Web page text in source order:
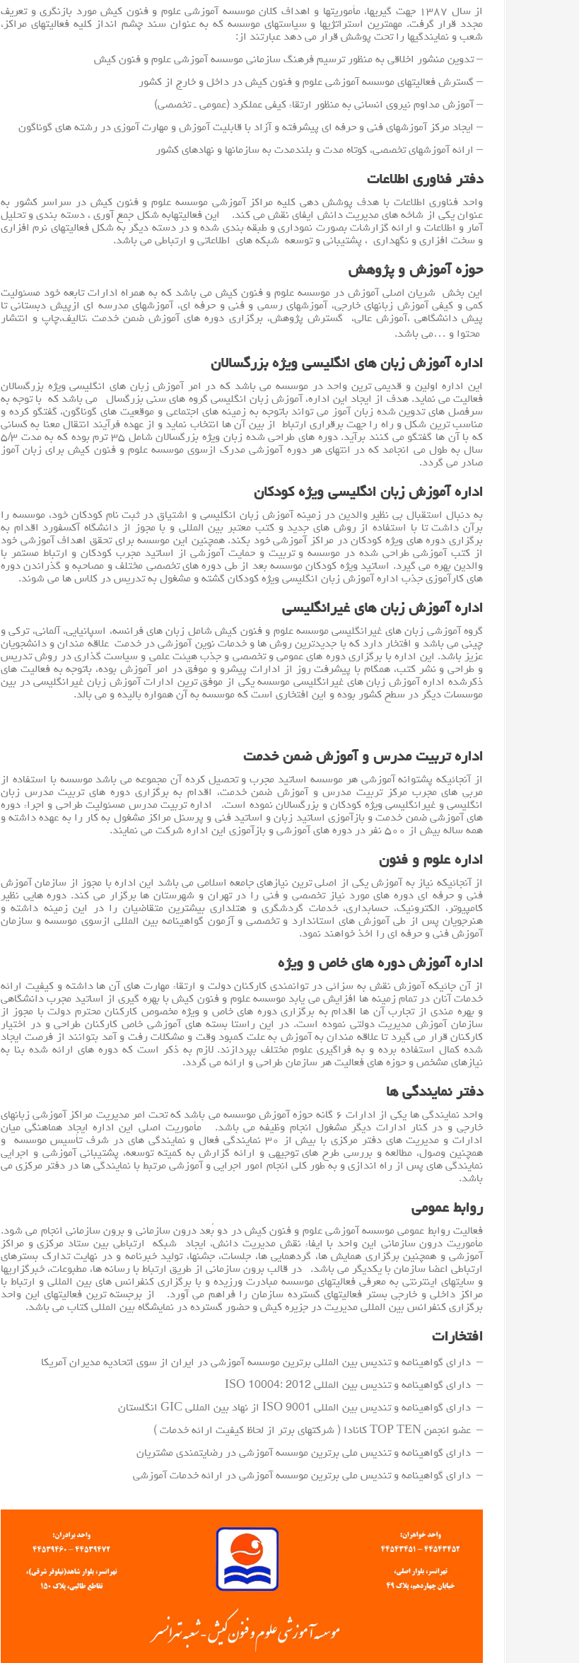
از سال ۱۳۸۷ جهت گیریها، مأموریتها و اهداف کلان موسسه آموزشی علوم و فنون کیش مورد بازنگری و تعریف
مجدد قرار گرفت. مهمترین استراتژیها و سیاستهای موسسه که به عنوان سند چشم انداز کلیه فعالیتهای مراکز،
شعب و نمایندگیها را تحت پوشش قرار می دهد عبارتند از:
– تدوین منشور اخلاقی به منظور ترسیم فرهنگ سازمانی موسسه آموزشی علوم و فنون کیش
– گسترش فعالیتهای موسسه آموزشی علوم و فنون کیش در داخل و خارج از کشور
– آموزش مداوم نیروی انسانی به منظور ارتقاء کیفی عملکرد (عمومی ـ تخصصی)
– ایجاد مرکز آموزشهای فنی و حرفه ای پیشرفته و آزاد با قابلیت آموزش و مهارت آموزی در رشته های گوناگون
– ارائه آموزشهای تخصصی، کوتاه مدت و بلندمدت به سازمانها و نهادهای کشور
دفتر فناوری اطلاعات
واحد فناوری اطلاعات با هدف پوشش دهی کلیه مراکز آموزشی موسسه علوم و فنون کیش در سراسر کشور به
عنوان یکی از شاخه های مدیریت دانش ایفای نقش می کند. این فعالیتهابه شکل جمع آوری ، دسته بندی و تحلیل
آمار و اطلاعات و ارائه گزارشات بصورت نموداری و طبقه بندی شده و در دسته دیگر به شکل فعالیتهای نرم افزاری
و سخت افزاری و نگهداری ، پشتیبانی و توسعه شبکه های اطلاعاتی و ارتباطی می باشد.
حوزه آموزش و پژوهش
این بخش شریان اصلی آموزش در موسسه علوم و فنون کیش می باشد که به همراه ادارات تابعه خود مسئولیت
کمی و کیفی آموزش زبانهای خارجی، آموزشهای رسمی و فنی و حرفه ای، آموزشهای مدرسه ای ازپیش دبستانی تا
پیش دانشگاهی ،آموزش عالی، گسترش پژوهش، برگزاری دوره های آموزش ضمن خدمت ،تالیف،چاپ و انتشار
محتوا و …می باشد.
اداره آموزش زبان های انگلیسی ویژه بزرگسالان
این اداره اولین و قدیمی ترین واحد در موسسه می باشد که در امر آموزش زبان های انگلیسیویژه بزرگسالان
فعالیت می نماید. هدف از ایجاد این اداره، آموزش زبان انگلیسی گروه های سنی بزرگسال می باشد که با توجه به
سرفصل های تدوین شده زبان آموز می تواند باتوجه به زمینه های اجتماعی و موقعیت های گوناگون، گفتگو کرده و
مناسب ترین شکل و راه را جهت برقراری ارتباط از بین آن ها انتخاب نماید و از عهده فرآیند انتقال معنا به کسانی
که با آن ها گفتگو می کنند برآید. دوره های طراحی شده زبان ویژه بزرگسالان شامل ۳۵ ترم بوده که به مدت ۵/۳
سال به طول می انجامد که در انتهای هر دوره آموزشی مدرک ازسوی موسسه علوم و فنون کیش برای زبان آموز
صادر می گردد.
اداره آموزش زبان انگلیسی ویژه کودکان
به دنبال استقبال بی نظیر والدین در زمینه آموزش زبان انگلیسی و اشتیاق در ثبت نام کودکان خود، موسسه را
برآن داشت تا با استفاده از روش های جدید و کتب معتبر بین المللی و با مجوز از دانشگاه آکسفورد اقدام به
برگزاری دوره های ویژه کودکان در مراکز آموزشی خود بکند. همچنین این موسسه برای تحقق اهداف آموزشی خود
از کتب آموزشی طراحی شده در موسسه و تربیت و حمایت آموزشی از اساتید مجرب کودکان و ارتباط مستمر با
والدین بهره می گیرد. اساتید ویژه کودکان موسسه بعد از طی دوره های تخصصی مختلف و مصاحبه و گذراندن دوره
های کارآموزی جذب اداره آموزش زبان انگلیسی ویژه کودکان گشته و مشغول به تدریس در کلاس ها می شوند.
اداره آموزش زبان های غیرانگلیسی
گروه آموزشی زبان های غیرانگلیسیموسسهعلوم و فنون کیش شامل زبان های فرانسه، اسپانیایی، آلمانی، ترکی و
چینی می باشد و افتخار دارد که با جدیدترین روش ها و خدمات نوین آموزشی در خدمت علاقه مندان و دانشجویان
عزیز باشد. این اداره با برگزاری دوره های عمومی و تخصصی و جذب هیئت علمی و سیاست گذاری در روش تدریس
و طراحی و نشر کتب، همگام با پیشرفت روز از ادارات پیشرو و موفق در امر آموزش بوده، باتوجه به فعالیت های
ذکرشده اداره آموزش زبان های غیرانگلیسی موسسه یکی از موفق ترین ادارات آموزش زبان غیرانگلیسی در بین
موسسات دیگر در سطح کشور بوده و این افتخاری است که موسسه به آن همواره بالیده و می بالد.
اداره تربیت مدرس و آموزش ضمن خدمت
از آنجائیکه پشتوانه آموزشی هر موسسه اساتید مجرب و تحصیل کرده آن مجموعه می باشد موسسه با استفاده از
مربی های مجرب مرکز تربیت مدرس و آموزش ضمن خدمت، اقدام به برگزاری دوره های تربیت مدرس زبان
انگلیسی و غیرانگلیسی ویژه کودکان و بزرگسالان نموده است. اداره تربیت مدرس مسئولیت طراحی و اجراء دوره
های آموزشی ضمن خدمت و بازآموزی اساتید زبان و اساتید فنی و پرسنل مراکز مشغول به کار را به عهده داشته و
همه ساله بیش از ۵۰۰ نفر در دوره های آموزشی و بازآموزی این اداره شرکت می نمایند.
اداره علوم و فنون
از آنجائیکه نیاز به آموزش یکی از اصلی ترین نیازهای جامعه اسلامی می باشد این اداره با مجوز از سازمان آموزش
فنی و حرفه ای دوره های مورد نیاز تخصصی و فنی را در تهران و شهرستان ها برگزار می کند. دوره هایی نظیر
کامپیوتر ، الکترونیک، حسابداری، خدمات گردشگری و هتلداری بیشترین متقاضیان را در این زمینه داشته و
هنرجویان پس از طی آموزش های استاندارد و تخصصی و آزمون گواهینامه بین المللی ازسوی موسسه و سازمان
آموزش فنی و حرفه ای را اخذ خواهند نمود.
اداره آموزش دوره های خاص و ویژه
از آن جائیکه آموزش نقش به سزائی در توانمندی کارکنان دولت و ارتقاء مهارت های آن ها داشته و کیفیت ارائه
خدمات آنان در تمام زمینه ها افزایش می یابد موسسه علوم و فنون کیش با بهره گیری از اساتید مجرب دانشگاهی
و بهره مندی از تجارب آن ها اقدام به برگزاری دوره های خاص و ویژه مخصوص کارکنان محترم دولت با مجوز از
سازمان آموزش مدیریت دولتی نموده است. در این راستا بسته های آموزشی خاص کارکنان طراحی و در اختیار
کارکنان قرار می گیرد تا علاقه مندان به آموزش به علت کمبود وقت و مشکلات رفت و آمد بتوانند از فرصت ایجاد
شده کمال استفاده برده و به فراگیری علوم مختلف بپردازند. لازم به ذکر است که دوره های ارائه شده بنا به
نیازهای مشخص و حوزه های فعالیت هر سازمان طراحی و ارائه می گردد.
دفتر نمایندگی ها
واحد نمایندگی ها یکی از ادارات ۶ گانه حوزه آموزش موسسه می باشد که تحت امر مدیریت مراکز آموزشی زبانهای
خارجی و در کنار ادارات دیگر مشغول انجام وظیفه می باشد. مأموریت اصلی این اداره ایجاد هماهنگی میان
ادارات و مدیریت های دفتر مرکزی با بیش از ۳۰ نمایندگی فعال و نمایندگی های در شرف تأسیس موسسه و
همچنین وصول، مطالعه و بررسی طرح های توجیهی و ارائه گزارش به کمیته توسعه، پشتیبانی آموزشی و اجرایی
نمایندگی های پس از راه اندازی و به طور کلی انجام امور اجرایی و آموزشی مرتبط با نمایندگی ها در دفتر مرکزی می
باشد.
روابط عمومی
فعالیت روابط عمومی موسسه آموزشی علوم و فنون کیش در دو بُعد درون سازمانی و برون سازمانی انجام می شود.
مأموریت درون سازمانی این واحد با ایفاء نقش مدیریت دانش، ایجاد شبکه ارتباطی بین ستاد مرکزی و مراکز
آموزشی و همچنین برگزاری همایش ها، گردهمایی ها، جلسات، جشنها، تولید خبرنامه و در نهایت تدارک بسترهای
ارتباطی اعضا سازمان با یکدیگر می باشد. در قالب برون سازمانی از طریق ارتباط با رسانه ها، مطبوعات، خبرگزاریها
و سایتهای اینترنتی به معرفی فعالیتهای موسسه مبادرت ورزیده و با برگزاری کنفرانس های بین المللی و ارتباط با
مراکز داخلی و خارجی بستر فعالیتهای گسترده سازمان را فراهم می آورد. از برجسته ترین فعالیتهای این واحد
برگزاری کنفرانس بین المللی مدیریت در جزیره کیش و حضور گسترده در نمایشگاه بین المللی کتاب می باشد.
افتخارات
– دارای گواهینامه و تندیس بین المللی برترین موسسه آموزشی در ایران از سوی اتحادیه مدیران آمریکا
– دارای گواهینامه و تندیس بین المللی ISO 10004: 2012
– دارای گواهینامه و تندیس بین المللی ISO 9001 از نهاد بین المللی GIC انگلستان
– عضو انجمن TOP TEN کانادا ( شرکتهای برتر از لحاظ کیفیت ارائه خدمات )
– دارای گواهینامه و تندیس ملی برترین موسسه آموزشی در رضایتمندی مشتریان
– دارای گواهینامه و تندیس ملی برترین موسسه آموزشی در ارائه خدمات آموزشی